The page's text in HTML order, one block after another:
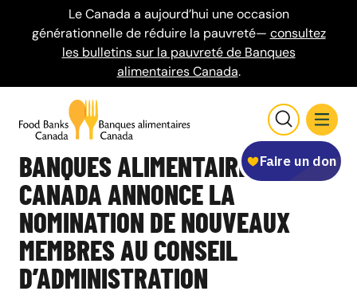
Le Canada a aujourd’hui une occasion
générationnelle de réduire la pauvreté— consultez
les bulletins sur la pauvreté de Banques
alimentaires Canada.
BANQUES ALIMENTAIRES
CANADA ANNONCE LA
NOMINATION DE NOUVEAUX
MEMBRES AU CONSEIL
D’ADMINISTRATION